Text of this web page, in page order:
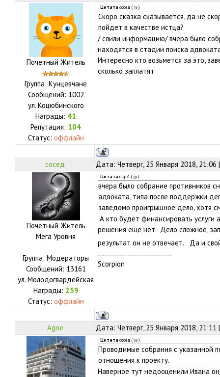
Почетный Житель
Группа: Кунцевчане
Сообщений: 1002
ул. Коцюбинского
Награды: 41
Репутация: 104
Статус: оффлайн
Цитата сосед ( )
Скоро сказка сказывается, да не
пойдет в качестве истца?
/ слили информацию/ вчера было
находятся в стадии поиска
Интересно кто возьмется за это,
сколько заплатят
сосед Дата: Четверг, 25 Января 2018,
Почетный Житель
Мега Уровня
Группа: Модераторы
Сообщений: 13161
ул. Молодогвардейская
Награды: 259
Статус: оффлайн
Цитата olga1( )
вчера было собрание противников
адвоката, типа после поддержки
заведомо проигрышное дело, хотя
А кто будет финансировать
решения еще нет. Дело сложное,
результат он не отвечает. Да и
Scorpion
Agne Дата: Четверг, 25 Января 2018,
Цитата сосед ( )
Проводимые собрания с указанной
отношения к проекту.
Наверное тут недооценили Ивана